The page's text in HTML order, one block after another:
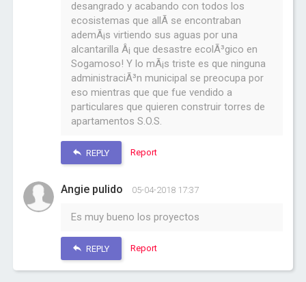
desangrado y acabando con todos los
ecosistemas que allÃ­ se encontraban
ademÃ¡s virtiendo sus aguas por una
alcantarilla Â¡ que desastre ecolÃ³gico en
Sogamoso! Y lo mÃ¡s triste es que ninguna
administraciÃ³n municipal se preocupa por
eso mientras que que fue vendido a
particulares que quieren construir torres de
apartamentos S.O.S.
REPLY Report
Angie pulido 05-04-2018 17:37
Es muy bueno los proyectos
REPLY Report